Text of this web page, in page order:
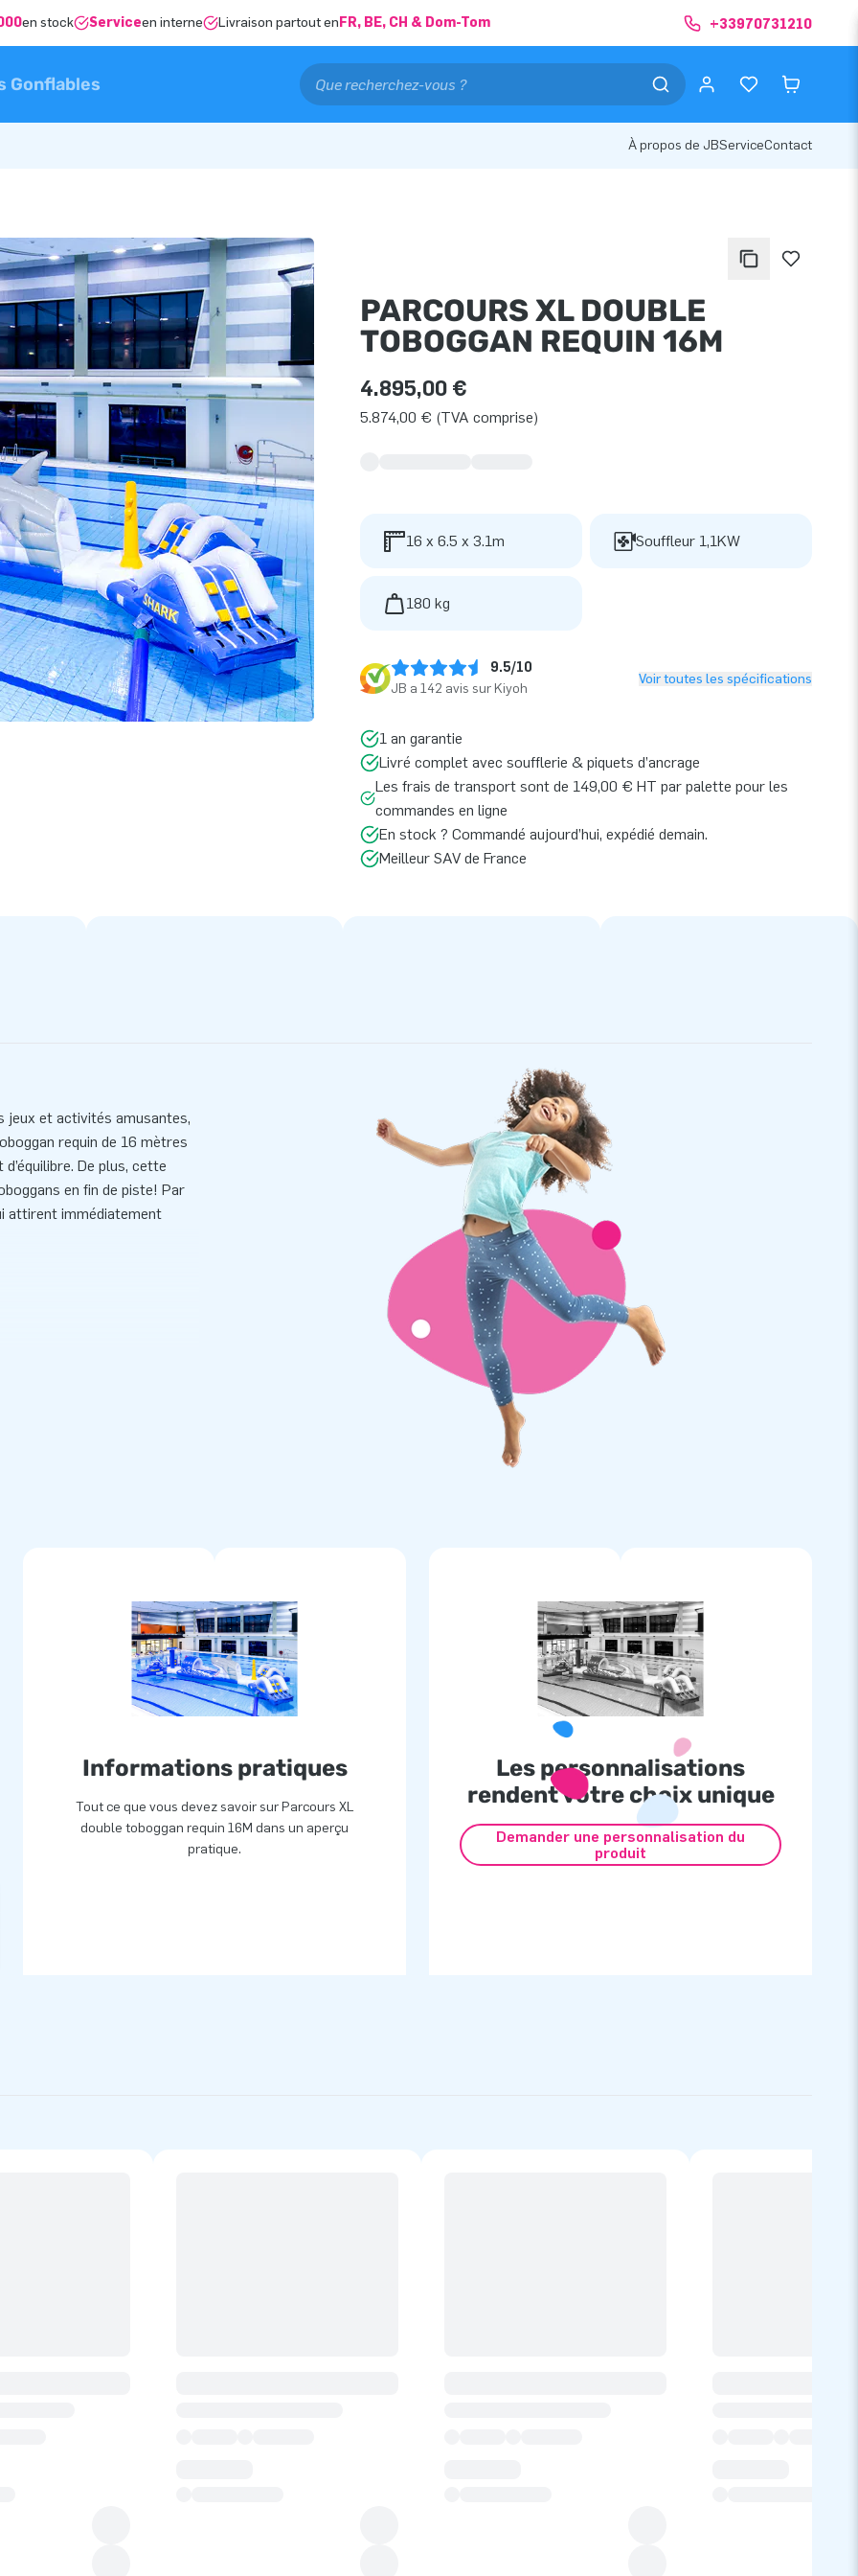
en stock Serviceen interne Livraison partout en FR, BE, CH & Dom-Tom +33970731210
Gonflables
À propos de JBServiceContact
PARCOURS XL DOUBLE
TOBOGGAN REQUIN 16M
4.895,00 €
5.874,00 € (TVA comprise)
16 x 6.5 x 3.1m Souffleur 1,1KW
180 kg
9.5/10
JB a 142 avis sur Kiyoh
Voir toutes les spécifications
1 an garantie
Livré complet avec soufflerie & piquets d’ancrage
Les frais de transport sont de 149,00 € HT par palette pour les
commandes en ligne
En stock ? Commandé aujourd’hui, expédié demain.
Meilleur SAV de France
jeux et activités amusantes,
requin de 16 mètres
De plus, cette
en fin de piste! Par
attirent immédiatement
aquatiques fabriqués par
De plus, toutes nos
les endroits réputés à
d'une garantie d'un an
plus de 15 ans et cela
développement est le fruit
d'innovation, de
uniques! JB c'est
livraison professionnels.
Informations pratiques
Tout ce que vous devez savoir sur Parcours XL
double toboggan requin 16M dans un aperçu
pratique.
Les personnalisations
rendent votre choix unique
Demander une personnalisation du
produit